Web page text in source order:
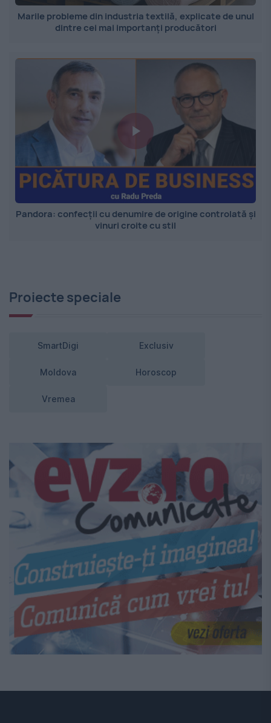
Marile probleme din industria textilă, explicate de unul
dintre cei mai importanți producători
Pandora: confecții cu denumire de origine controlată și
vinuri croite cu stil
Proiecte speciale
SmartDigi Exclusiv
Moldova Horoscop
Vremea